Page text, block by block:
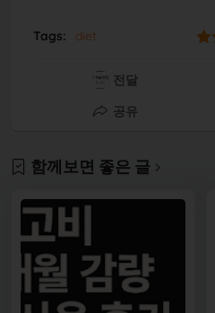
Tags: diet
전달
공유
함께보면 좋은 글